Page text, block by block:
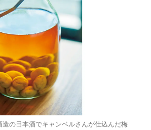
造の日本酒でキャンベルさんが仕込んだ梅